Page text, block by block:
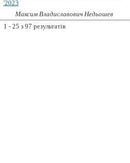
'2023
Максим Владиславович Недьошев
1 - 25 з 97 результатів